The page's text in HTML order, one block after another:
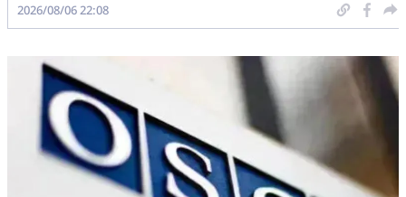
2026/08/06 22:08